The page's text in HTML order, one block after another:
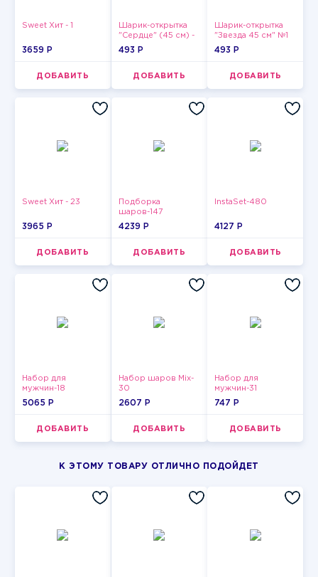
Sweet Хит - 1
3659 P
ДОБАВИТЬ
Шарик-открытка
"Сердце" (45 см) -
2
493 P
ДОБАВИТЬ
Шарик-открытка
"Звезда 45 см" №1
493 P
ДОБАВИТЬ
Sweet Хит - 23
3965 P
ДОБАВИТЬ
Подборка
шаров-147
4239 P
ДОБАВИТЬ
InstaSet-480
4127 P
ДОБАВИТЬ
Набор для
мужчин-18
5065 P
ДОБАВИТЬ
Набор шаров Mix-
30
2607 P
ДОБАВИТЬ
Набор для
мужчин-31
747 P
ДОБАВИТЬ
К ЭТОМУ ТОВАРУ ОТЛИЧНО ПОДОЙДЕТ